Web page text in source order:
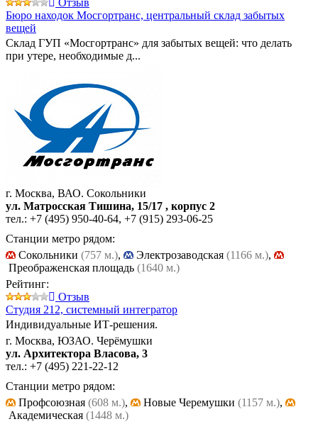
Отзыв
Бюро находок Мосгортранс, центральный склад забытых
вещей
Склад ГУП «Мосгортранс» для забытых вещей: что делать
при утере, необходимые д...
г. Москва, ВАО. Сокольники
ул. Матросская Тишина, 15/17 , корпус 2
тел.: +7 (495) 950-40-64, +7 (915) 293-06-25
Станции метро рядом:
Cокольники (757 м.), Электрозаводская (1166 м.),
Преображенская площадь (1640 м.)
Рейтинг:
Отзыв
Студия 212, системный интегратор
Индивидуальные ИТ-решения.
г. Москва, ЮЗАО. Черёмушки
ул. Архитектора Власова, 3
тел.: +7 (495) 221-22-12
Станции метро рядом:
Профсоюзная (608 м.), Новые Черемушки (1157 м.),
Академическая (1448 м.)